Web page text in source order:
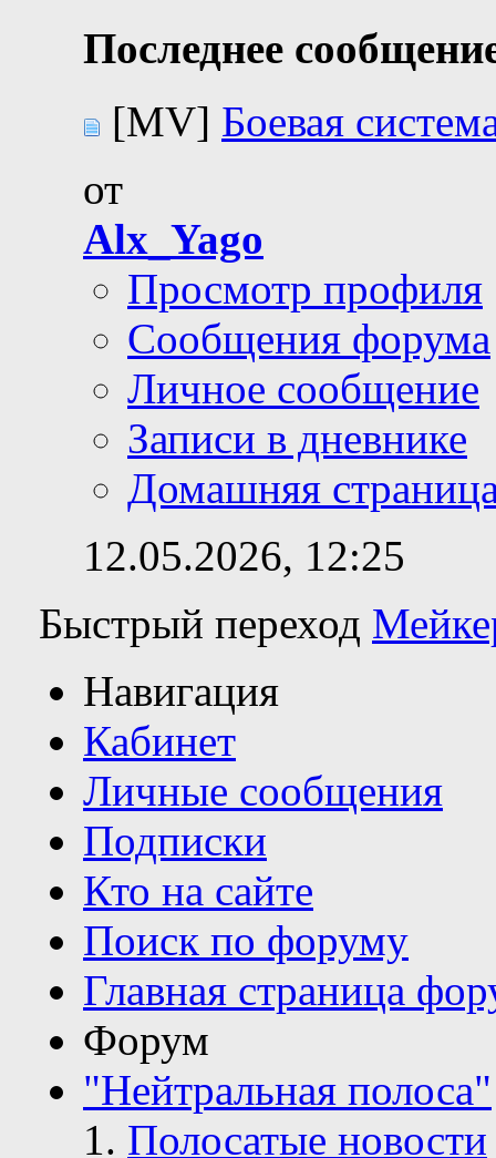
Последнее
[MV] Боевая
от
Alx_Yago
Просмотр профиля
Сообщения форума
Личное сообщение
Записи в дневнике
Домашняя
12.05.2026, 12:25
Быстрый переход
Навигация
Кабинет
Личные сообщения
Подписки
Кто на сайте
Поиск по форуму
Главная страница
Форум
"Нейтральная полоса"
Полосатые новости